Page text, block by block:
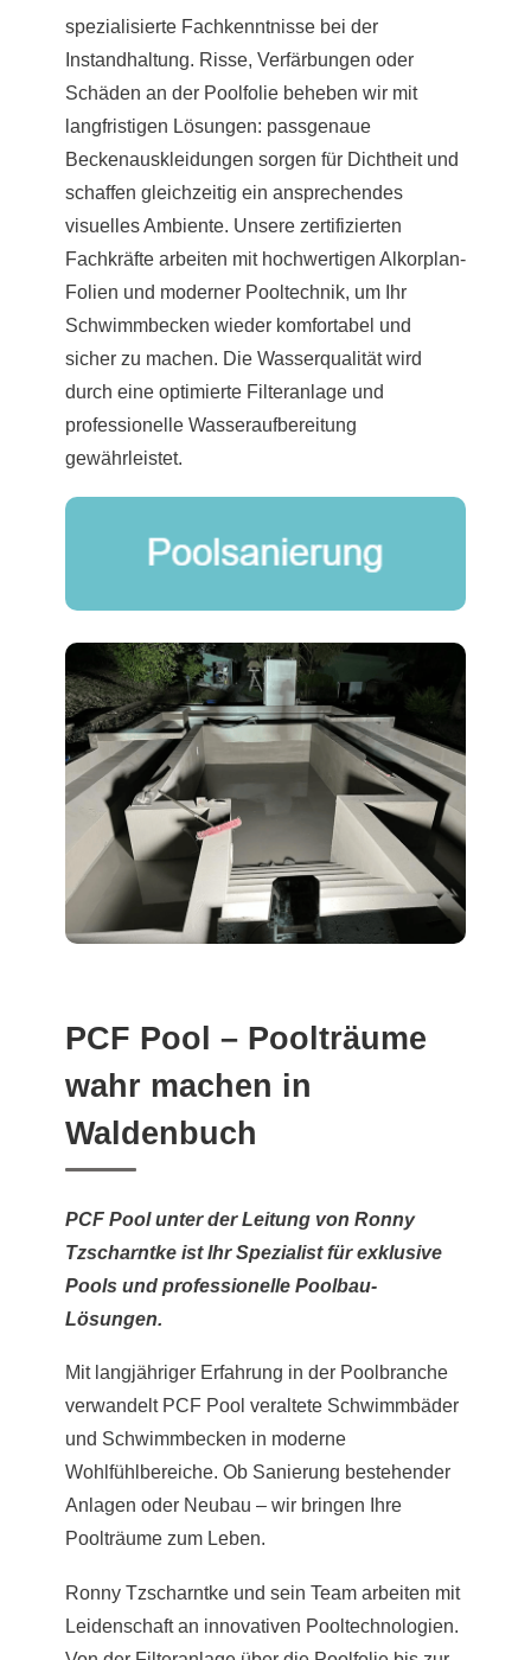
spezialisierte Fachkenntnisse bei der
Instandhaltung. Risse, Verfärbungen oder
Schäden an der Poolfolie beheben wir mit
langfristigen Lösungen: passgenaue
Beckenauskleidungen sorgen für Dichtheit und
schaffen gleichzeitig ein ansprechendes
visuelles Ambiente. Unsere zertifizierten
Fachkräfte arbeiten mit hochwertigen Alkorplan-
Folien und moderner Pooltechnik, um Ihr
Schwimmbecken wieder komfortabel und
sicher zu machen. Die Wasserqualität wird
durch eine optimierte Filteranlage und
professionelle Wasseraufbereitung
gewährleistet.
PCF Pool – Poolträume
wahr machen in
Waldenbuch
PCF Pool unter der Leitung von Ronny
Tzscharntke ist Ihr Spezialist für exklusive
Pools und professionelle Poolbau-
Lösungen.
Mit langjähriger Erfahrung in der Poolbranche
verwandelt PCF Pool veraltete Schwimmbäder
und Schwimmbecken in moderne
Wohlfühlbereiche. Ob Sanierung bestehender
Anlagen oder Neubau – wir bringen Ihre
Poolträume zum Leben.
Ronny Tzscharntke und sein Team arbeiten mit
Leidenschaft an innovativen Pooltechnologien.